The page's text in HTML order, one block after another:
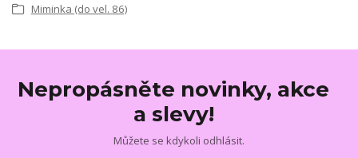
Miminka (do vel. 86)
Nepropásněte novinky, akce
a slevy!
Můžete se kdykoli odhlásit.